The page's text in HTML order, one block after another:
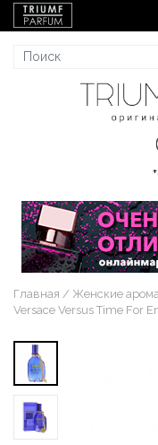
Главная Женские
Versace Versus Time For